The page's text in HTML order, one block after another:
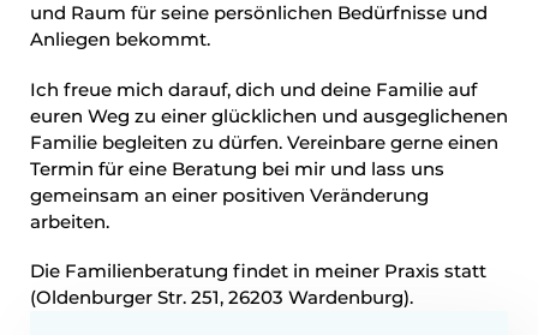
und Raum für seine persönlichen Bedürfnisse und
Anliegen bekommt.
Ich freue mich darauf, dich und deine Familie auf
euren Weg zu einer glücklichen und ausgeglichenen
Familie begleiten zu dürfen. Vereinbare gerne einen
Termin für eine Beratung bei mir und lass uns
gemeinsam an einer positiven Veränderung
arbeiten.
Die Familienberatung findet in meiner Praxis statt
(Oldenburger Str. 251, 26203 Wardenburg).